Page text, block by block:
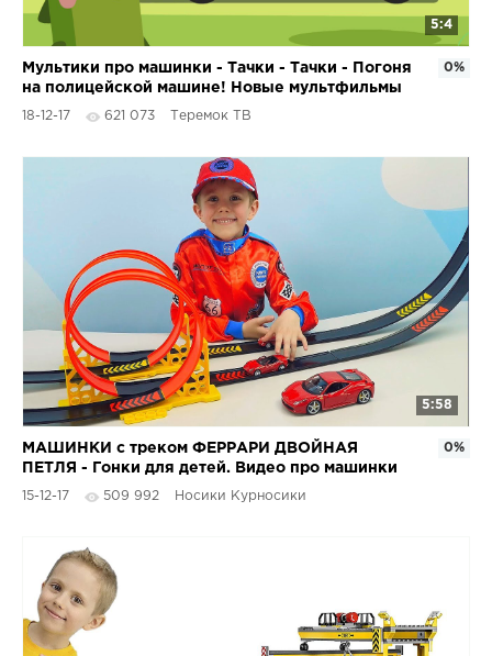
5:4
Мультики про машинки - Тачки - Тачки - Погоня
на полицейской машине! Новые мультфильмы
18-12-17 621 073 Теремок ТВ
0%
5:58
МАШИНКИ с треком ФЕРРАРИ ДВОЙНАЯ
ПЕТЛЯ - Гонки для детей. Видео про машинки
15-12-17 509 992 Носики Курносики
0%